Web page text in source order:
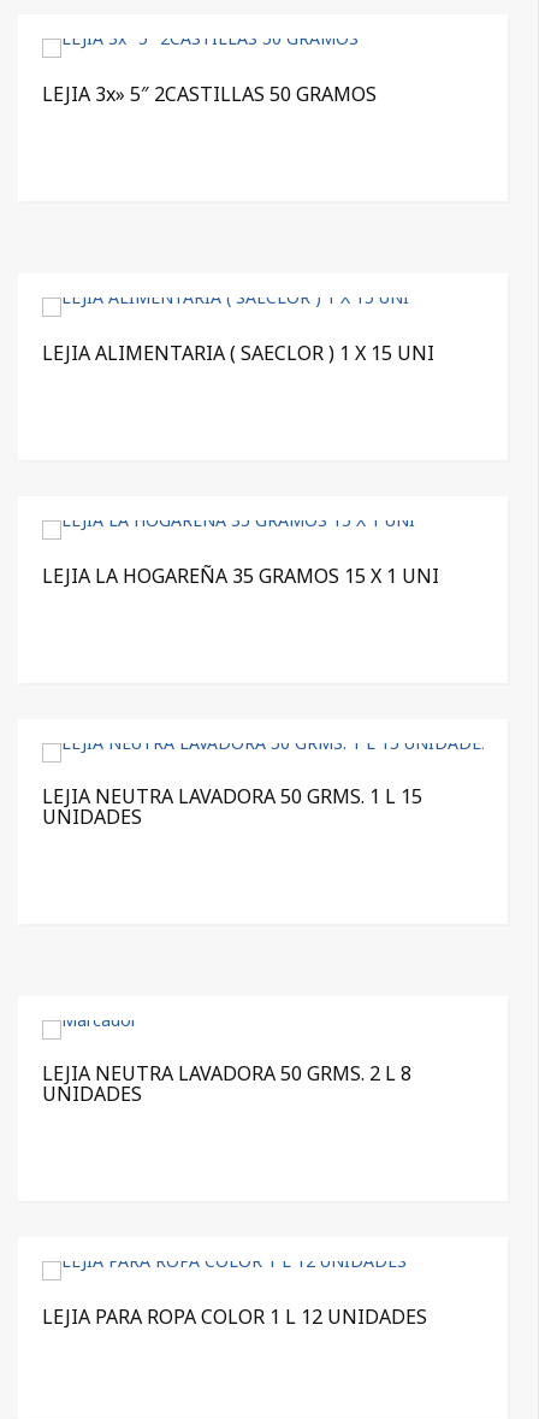
LEJIA 3x» 5″ 2CASTILLAS 50 GRAMOS
LEJIA ALIMENTARIA ( SAECLOR ) 1 X 15 UNI
LEJIA LA HOGAREÑA 35 GRAMOS 15 X 1 UNI
LEJIA NEUTRA LAVADORA 50 GRMS. 1 L 15
UNIDADES
LEJIA NEUTRA LAVADORA 50 GRMS. 2 L 8
UNIDADES
LEJIA PARA ROPA COLOR 1 L 12 UNIDADES